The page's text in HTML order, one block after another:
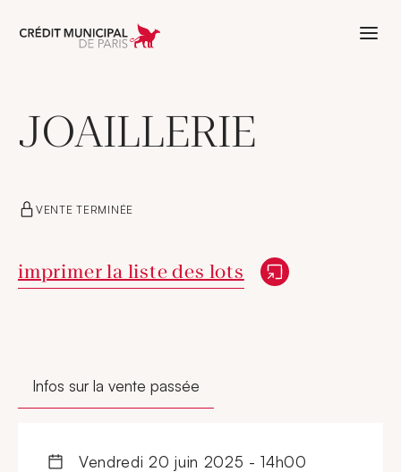
Aller à l'accueil de Crédit Municipal
JOAILLERIE
VENTE TERMINÉE
Nouvelle fenêtre
imprimer la liste des lots
Infos sur la vente passée
vendredi 20 juin 2025 - 14h00